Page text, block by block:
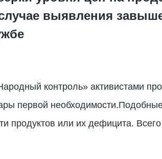
выявления
контроль» активистами
первой
продуктов или их дефицита.